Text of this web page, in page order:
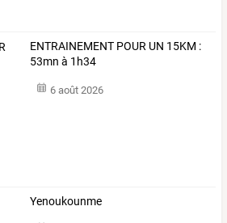
ENTRAINEMENT POUR UN 15KM :
53mn à 1h34
6 août 2026
Yenoukounme